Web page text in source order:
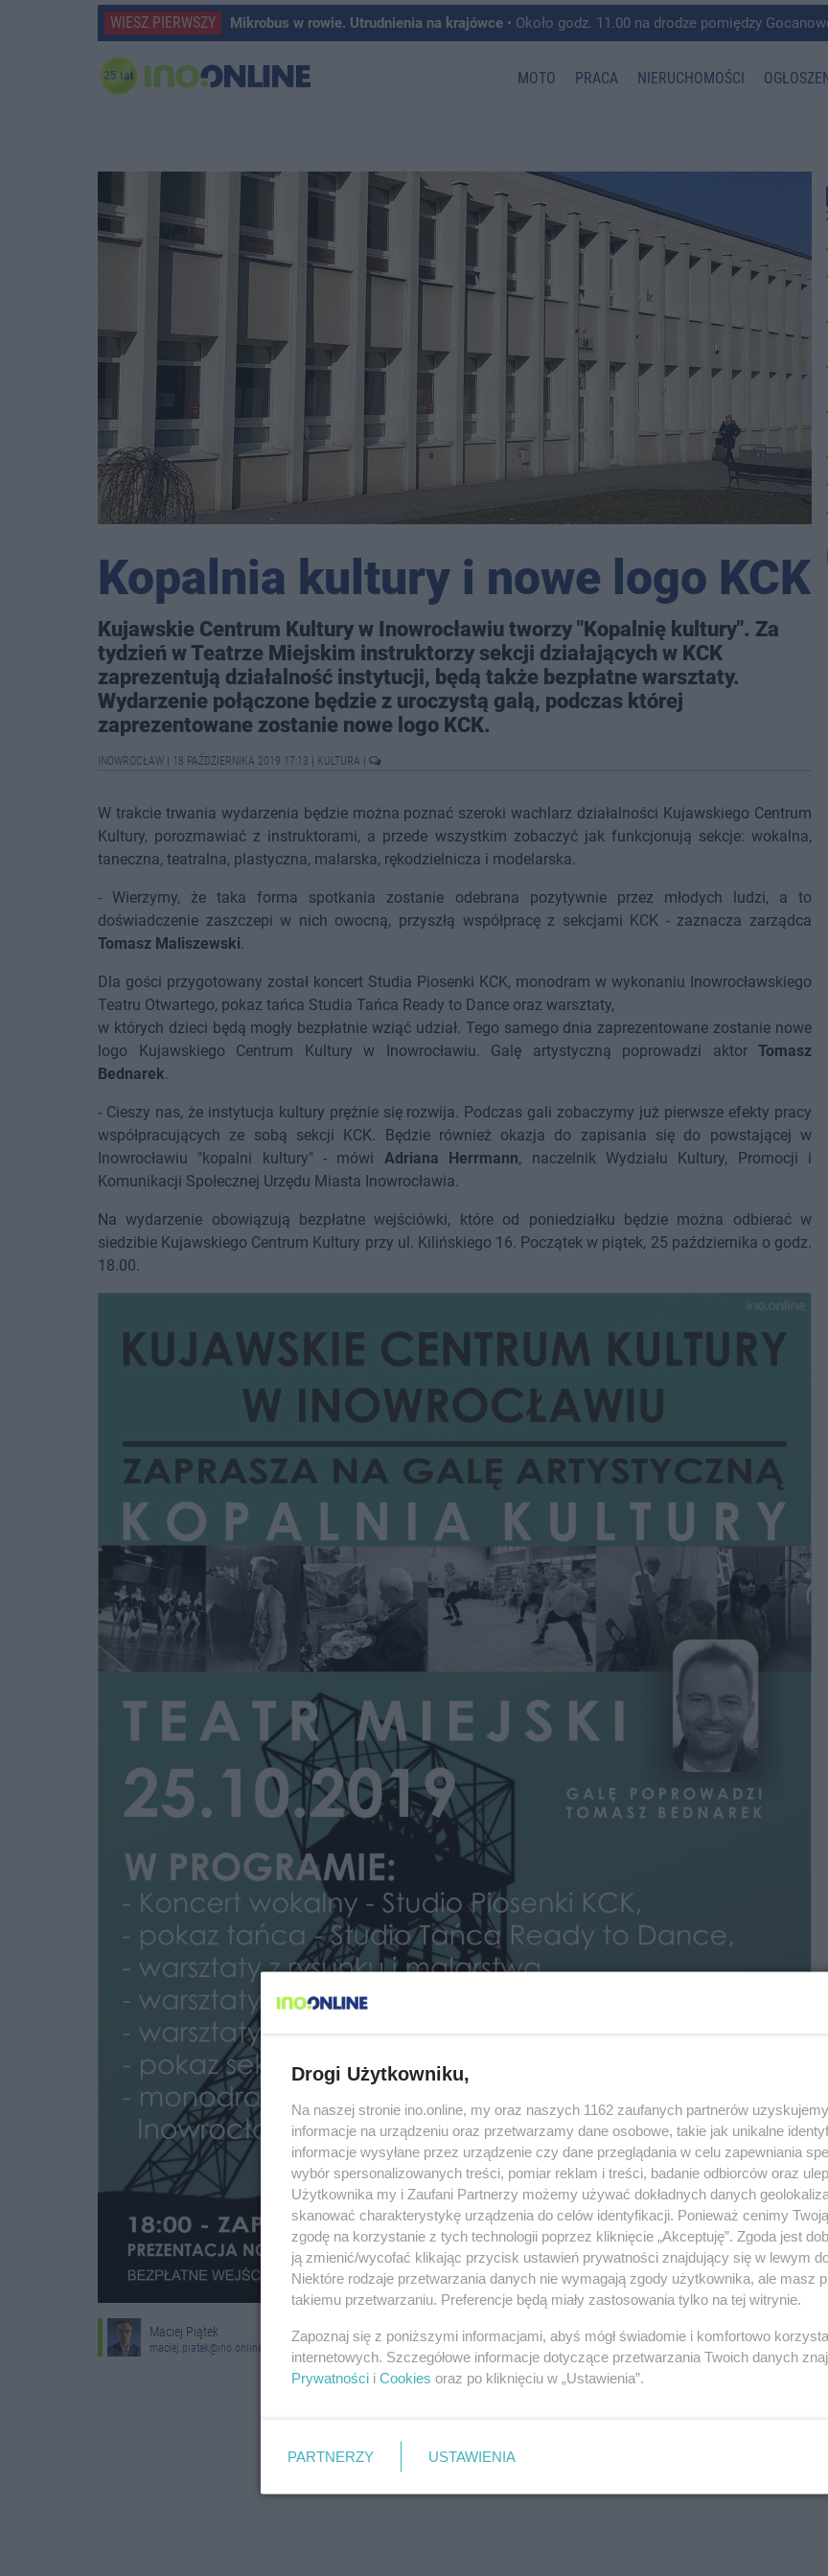
WIESZ PIERWSZY Mikrobus w rowie. Utrudnienia na krajówce • Około godz. 11.00 na drodze pomiędzy Gocanowem a
MOTO PRACA NIERUCHOMOŚCI
Kopalnia kultury i nowe logo KCK
Kujawskie Centrum Kultury w Inowrocławiu tworzy "Kopalnię kultury". Za
tydzień w Teatrze Miejskim instruktorzy sekcji działających w KCK
zaprezentują działalność instytucji, będą także bezpłatne warsztaty.
Wydarzenie połączone będzie z uroczystą galą, podczas której
zaprezentowane zostanie nowe logo KCK.
INOWROCŁAW 18 PAŹDZIERNIKA 2019 17:13 KULTURA
W trakcie trwania wydarzenia będzie można poznać szeroki wachlarz działalności Kujawskiego Centrum
Kultury, porozmawiać z instruktorami, a przede wszystkim zobaczyć jak funkcjonują sekcje: wokalna,
taneczna, teatralna, plastyczna, malarska, rękodzielnicza i modelarska.
- Wierzymy, że taka forma spotkania zostanie odebrana pozytywnie przez młodych ludzi, a to
doświadczenie zaszczepi w nich owocną, przyszłą współpracę z sekcjami KCK - zaznacza zarządca
Tomasz Maliszewski.
Dla gości przygotowany został koncert Studia Piosenki KCK, monodram w wykonaniu Inowrocławskiego
Teatru Otwartego, pokaz tańca Studia Tańca Ready to Dance oraz warsztaty,
w których dzieci będą mogły bezpłatnie wziąć udział. Tego samego dnia zaprezentowane zostanie nowe
logo Kujawskiego Centrum Kultury w Inowrocławiu. Galę artystyczną poprowadzi aktor Tomasz
Bednarek.
- Cieszy nas, że instytucja kultury prężnie się rozwija. Podczas gali zobaczymy już pierwsze efekty pracy
współpracujących ze sobą sekcji KCK. Będzie również okazja do zapisania się do powstającej w
Inowrocławiu "kopalni kultury" - mówi Adriana Herrmann, naczelnik Wydziału Kultury, Promocji i
Komunikacji Społecznej Urzędu Miasta Inowrocławia.
Na wydarzenie obowiązują bezpłatne wejściówki, które od poniedziałku będzie można odbierać w
siedzibie Kujawskiego Centrum Kultury przy ul. Kilińskiego 16. Początek w piątek, 25 października o godz.
18.00.
Maciej Piątek
maciej.piatek@ino.online
Drogi Użytkowniku,
Na naszej stronie ino.online, my oraz naszych 1162 zaufanych partnerów
informacje na urządzeniu oraz przetwarzamy dane osobowe, takie jak unikalne
informacje wysyłane przez urządzenie czy dane przeglądania w celu zapewniania
wybór spersonalizowanych treści, pomiar reklam i treści, badanie odbiorców oraz
Użytkownika my i Zaufani Partnerzy możemy używać dokładnych danych
skanować charakterystykę urządzenia do celów identyfikacji. Ponieważ cenimy
zgodę na korzystanie z tych technologii poprzez kliknięcie „Akceptuję”. Zgoda jest
ją zmienić/wycofać klikając przycisk ustawień prywatności znajdujący się w lewym
Niektóre rodzaje przetwarzania danych nie wymagają zgody użytkownika, ale masz
takiemu przetwarzaniu. Preferencje będą miały zastosowania tylko na tej witrynie.
Zapoznaj się z poniższymi informacjami, abyś mógł świadomie i komfortowo
internetowych. Szczegółowe informacje dotyczące przetwarzania Twoich danych
Prywatności i Cookies oraz po kliknięciu w „Ustawienia”.
PARTNERZY USTAWIENIA